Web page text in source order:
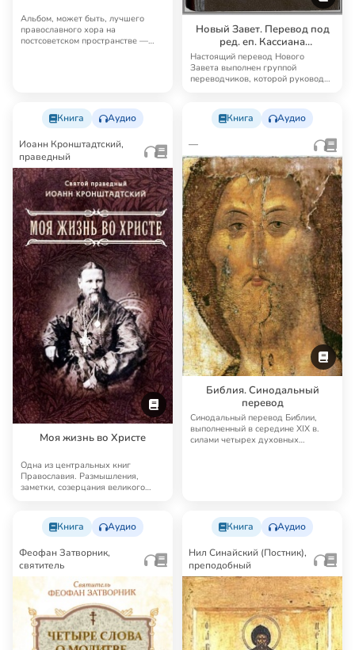
Альбом, может быть, лучшего
православного хора на
постсоветском пространстве —
Новый Завет. Перевод под
ред. еп. Кассиана
(Безобразова)
Настоящий перевод Нового
Завета выполнен группой
переводчиков, которой руководил
Книга Аудио
Иоанн Кронштадтский,
праведный
Моя жизнь во Христе
Одна из центральных книг
Православия. Размышления,
заметки, созерцания великого
Книга Аудио
—
Библия. Синодальный
перевод
Синодальный перевод Библии,
выполненный в середине XIX в.
силами четырех духовных
Книга Аудио
Феофан Затворник,
святитель
Книга Аудио
Нил Синайский (Постник),
преподобный